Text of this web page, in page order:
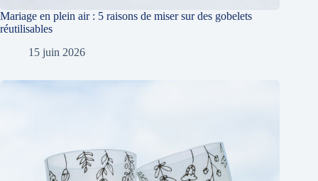
Mariage en plein air : 5 raisons de miser sur des gobelets
réutilisables
15 juin 2026